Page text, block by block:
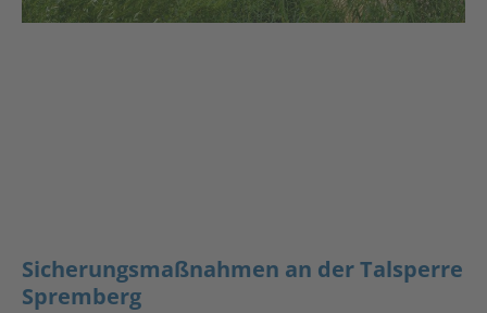
Sicherungsmaßnahmen an der Talsperre
Spremberg